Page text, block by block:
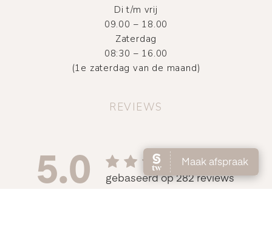
Di t/m vrij
09.00 – 18.00
Zaterdag
08:30 – 16.00
(1e zaterdag van de maand)
REVIEWS